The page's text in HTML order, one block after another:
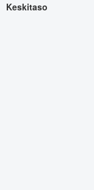
Keskitaso